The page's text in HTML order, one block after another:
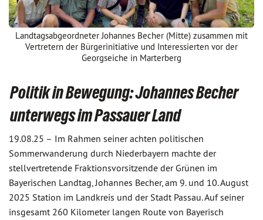
Landtagsabgeordneter Johannes Becher (Mitte) zusammen mit
Vertretern der Bürgerinitiative und Interessierten vor der
Georgseiche in Marterberg
Politik in Bewegung: Johannes Becher
unterwegs im Passauer Land
19.08.25 – Im Rahmen seiner achten politischen
Sommerwanderung durch Niederbayern machte der
stellvertretende Fraktionsvorsitzende der Grünen im
Bayerischen Landtag, Johannes Becher, am 9. und 10. August
2025 Station im Landkreis und der Stadt Passau. Auf seiner
insgesamt 260 Kilometer langen Route von Bayerisch